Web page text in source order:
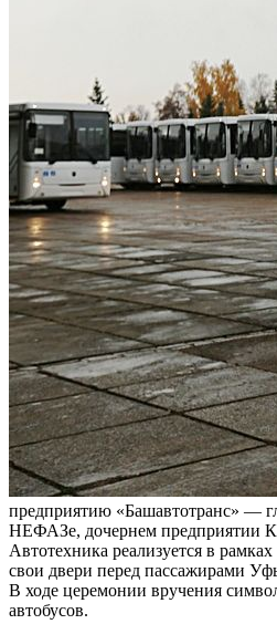
предприятию «Башавтотранс» —
НЕФАЗе, дочернем предприятии
Автотехника реализуется в
свои двери перед пассажирами
В ходе церемонии вручения
автобусов.